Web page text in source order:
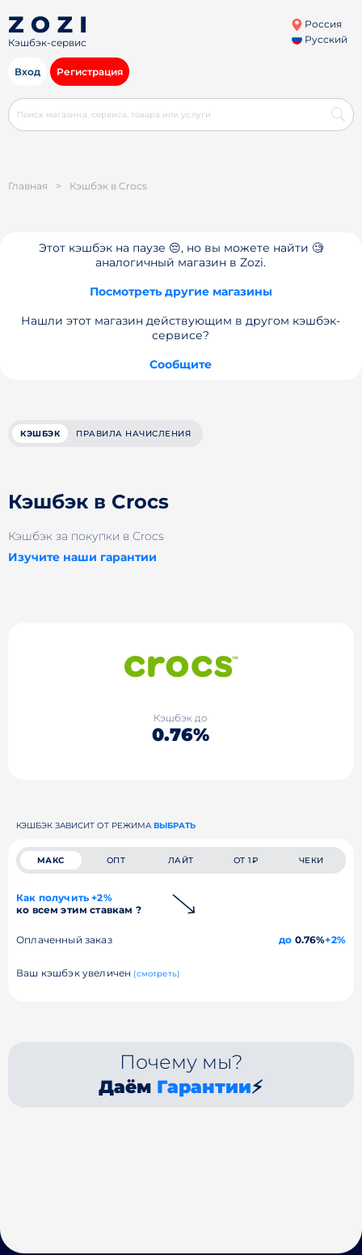
Кэшбэк-сервис
Россия
Русский
Вход Регистрация
Главная > Кэшбэк в Crocs
Этот кэшбэк на паузе 😔, но вы можете найти 🧐
аналогичный магазин в Zozi.
Посмотреть другие магазины
Нашли этот магазин действующим в другом кэшбэк-
сервисе?
Сообщите
КЭШБЭК ПРАВИЛА НАЧИСЛЕНИЯ
Кэшбэк в Crocs
Кэшбэк за покупки в Crocs
Изучите наши гарантии
Кэшбэк до
0.76%
КЭШБЭК ЗАВИСИТ ОТ РЕЖИМА ВЫБРАТЬ
МАКС ОПТ ЛАЙТ ОТ 1₽ ЧЕКИ
Как получить +2%
ко всем этим ставкам ?
Оплаченный заказ до 0.76%+2%
Ваш кэшбэк увеличен (смотреть)
Почему мы?
Даём Гарантии⚡